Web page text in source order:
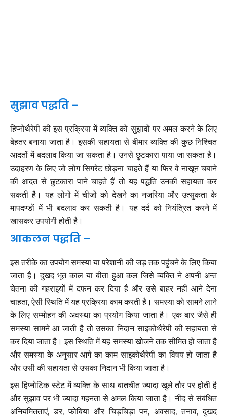
सुझाव पद्धति –
हिप्नोथैरेपी की इस प्रक्रिया में व्यक्ति को सुझावों पर अमल करने के लिए
बेहतर बनाया जाता है। इसकी सहायता से बीमार व्यक्ति की कुछ निश्चित
आदतों में बदलाव किया जा सकता है। उनसे छुटकारा पाया जा सकता है।
उदाहरण के लिए जो लोग सिगरेट छोड़ना चाहते हैं या फिर वे नाखून चबाने
की आदत से छुटकारा पाने चाहते हैं तो यह पद्धति उनकी सहायता कर
सकती है। यह लोगों में चीजों को देखने का नजरिया और उत्सुकता के
मापदण्डों में भी बदलाव कर सकती है। यह दर्द को नियंत्रित करने में
खासकर उपयोगी होती है।
आकलन पद्धति –
इस तरीके का उपयोग समस्या या परेशानी की जड़ तक पहुंचने के लिए किया
जाता है। दुखद भूत काल या बीता हुआ कल जिसे व्यक्ति ने अपनी अन्त
चेतना की गहराइयों में दफन कर दिया है और उसे बाहर नहीं आने देना
चाहता, ऐसी स्थिति में यह प्रक्रिया काम करती है। समस्या को सामने लाने
के लिए सम्मोहन की अवस्था का प्रयोग किया जाता है। एक बार जैसे ही
समस्या सामने आ जाती है तो उसका निदान साइकोथैरेपी की सहायता से
कर दिया जाता है। इस स्थिति में यह समस्या खोजने तक सीमित हो जाता है
और समस्या के अनुसार आगे का काम साइकोथैरेपी का विषय हो जाता है
और उसी की सहायता से उसका निदान भी किया जाता है।
इस हिप्नोटिक स्टेट में व्यक्ति के साथ बातचीत ज्यादा खुले तौर पर होती है
और सुझाव पर भी ज्यादा गहनता से अमल किया जाता है। नींद से संबंधित
अनियमितताएं, डर, फोबिया और चिड़चिड़ा पन, अवसाद, तनाव, दुखद